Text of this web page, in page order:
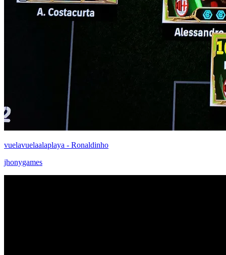
vuelavuelaalaplaya - Ronaldinho
jhonygames